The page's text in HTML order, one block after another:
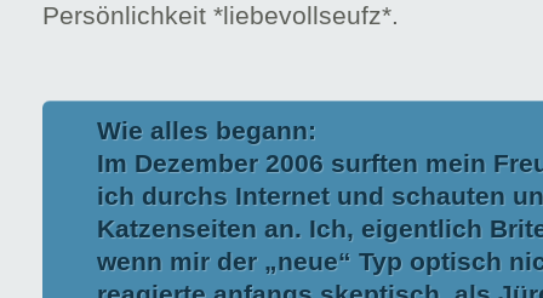
Persönlichkeit *liebevollseufz*.
Wie alles begann:
Im Dezember 2006 surften mein
ich durchs Internet und schauten
Katzenseiten an. Ich, eigentlich
wenn mir der „neue“ Typ optisch